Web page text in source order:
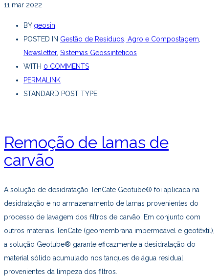
11 mar 2022
BY geosin
POSTED IN Gestão de Resíduos, Agro e Compostagem
Newsletter, Sistemas Geossintéticos
WITH 0 COMMENTS
PERMALINK
STANDARD POST TYPE
Remoção de lamas de
carvão
A solução de desidratação TenCate Geotube® foi aplicada na
desidratação e no armazenamento de lamas provenientes do
processo de lavagem dos filtros de carvão. Em conjunto com
outros materiais TenCate (geomembrana impermeável e geotêxtil),
a solução Geotube® garante eficazmente a desidratação do
material sólido acumulado nos tanques de água residual
provenientes da limpeza dos filtros.